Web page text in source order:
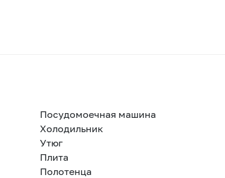
Посудомоечная машина
Холодильник
Утюг
Плита
Полотенца